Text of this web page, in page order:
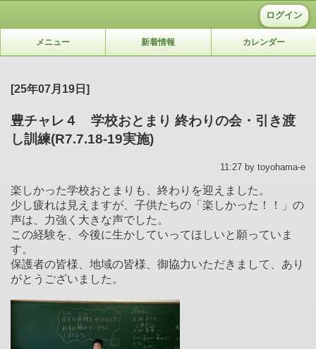
ログイン
メニュー 新着情報 カレンダー
[25年07月19日]
豊チャレ４ 学校おとまり 終わりの会・引き渡
し訓練(R7.7.18-19実施)
11:27 by toyohama-e
楽しかった学校おとまりも、終わりを迎えました。
少し疲れは見えますが、子供たちの「楽しかった！！」の
声は、力強く大きな声でした。
この経験を、今後に生かしていってほしいと願っていま
す。
保護者の皆様、地域の皆様、御協力いただきまして、あり
がとうございました。